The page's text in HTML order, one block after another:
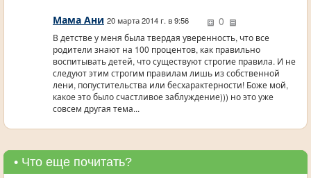
Мама Ани 20 марта 2014 г. в 9:56 0
В детстве у меня была твердая уверенность, что все
родители знают на 100 процентов, как правильно
воспитывать детей, что существуют строгие правила. И не
следуют этим строгим правилам лишь из собственной
лени, попустительства или бесхарактерности! Боже мой,
какое это было счастливое заблуждение))) но это уже
совсем другая тема...
• Что еще почитать?